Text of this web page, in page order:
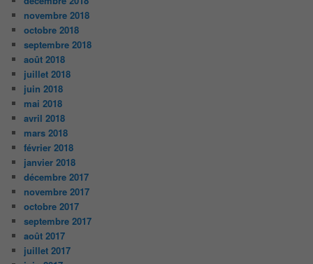
novembre 2018
octobre 2018
septembre 2018
août 2018
juillet 2018
juin 2018
mai 2018
avril 2018
mars 2018
février 2018
janvier 2018
décembre 2017
novembre 2017
octobre 2017
septembre 2017
août 2017
juillet 2017